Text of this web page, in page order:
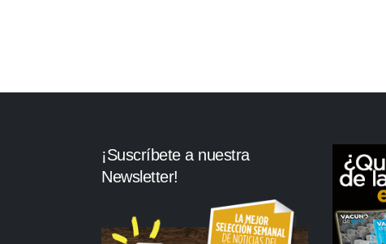
¡Suscríbete a nuestra
Newsletter!